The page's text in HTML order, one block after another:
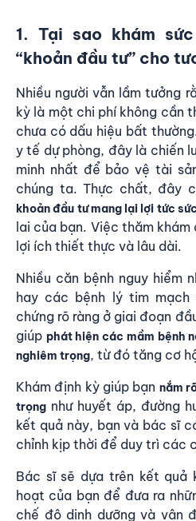
1. Tại sao khám
“khoản đầu tư” cho
Nhiều người vẫn lầm tưởng
kỳ là một chi phí không cần
chưa có dấu hiệu bất
y tế dự phòng, đây là chiến
minh nhất để bảo vệ tài
chúng ta. Thực chất, đây
khoản đầu tư mang lại lợi tức
lai của bạn. Việc thăm
lợi ích thiết thực và lâu dài.
Nhiều căn bệnh nguy hiểm
hay các bệnh lý tim mạch
chứng rõ ràng ở giai đoạn
giúp phát hiện các mầm bệnh
nghiêm trọng, từ đó tăng cơ
Khám định kỳ giúp bạn nắm
trọng như huyết áp, đường
kết quả này, bạn và bác sĩ
chỉnh kịp thời để duy trì các
Bác sĩ sẽ dựa trên kết quả
hoạt của bạn để đưa ra
chế độ dinh dưỡng và vận